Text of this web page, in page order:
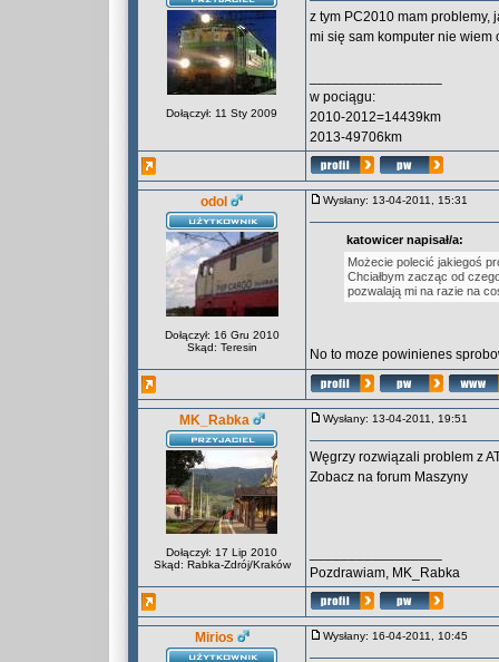
Dołączył: 11 Sty 2009
z tym PC2010 mam
mi się sam komputer nie wiem
w pociągu:
2010-2012=14439km
2013-49706km
odol
Dołączył: 16 Gru 2010
Skąd: Teresin
Wysłany: 13-04-2011, 15:31
katowicer napisał/a:
Możecie polecić jakiegoś
Chciałbym zacząc od
pozwalają mi na razie na
No to moze powinienes
MK_Rabka
Dołączył: 17 Lip 2010
Skąd: Rabka-Zdrój/Kraków
Wysłany: 13-04-2011, 19:51
Węgrzy rozwiązali problem z
Zobacz na forum Maszyny
Pozdrawiam, MK_Rabka
Mirios Wysłany: 16-04-2011, 10:45